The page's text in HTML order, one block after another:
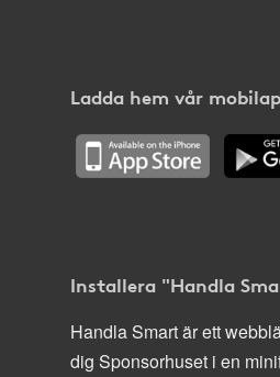
Ladda hem vår
Installera "Handla
Handla Smart är ett
dig Sponsorhuset i en